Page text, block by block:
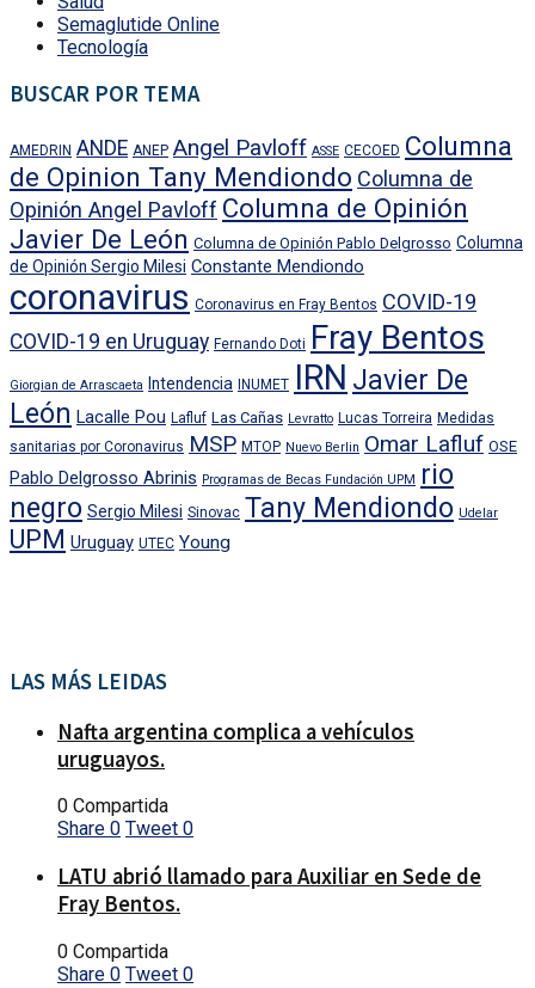
Semaglutide Online
Tecnología
BUSCAR POR TEMA
AMEDRIN ANDE ANEP Angel Pavloff ASSE CECOED Columna
de Opinion Tany Mendiondo Columna de
Opinión Angel Pavloff Columna de Opinión
Javier De León Columna de Opinión Pablo Delgrosso Columna
de Opinión Sergio Milesi Constante Mendiondo
coronavirus Coronavirus en Fray Bentos COVID-19
COVID-19 en Uruguay Fernando Doti Fray Bentos
Giorgian de Arrascaeta Intendencia INUMET IRN Javier De
León Lacalle Pou Lafluf Las Cañas Levratto Lucas Torreira Medidas
sanitarias por Coronavirus MSP MTOP Nuevo Berlin Omar Lafluf OSE
Pablo Delgrosso Abrinis Programas de Becas Fundación UPM
rio
negro Sergio Milesi Sinovac Tany Mendiondo Udelar
UPM Uruguay UTEC Young
LAS MÁS LEIDAS
Nafta argentina complica a vehículos
uruguayos.
0 Compartida
Share 0 Tweet 0
LATU abrió llamado para Auxiliar en Sede de
Fray Bentos.
0 Compartida
Share 0 Tweet 0